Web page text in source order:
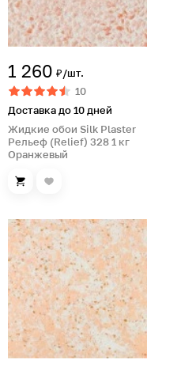
1 260 ₽/шт.
10
Доставка до 10 дней
Жидкие обои Silk Plaster
Рельеф (Relief) 328 1 кг
Оранжевый